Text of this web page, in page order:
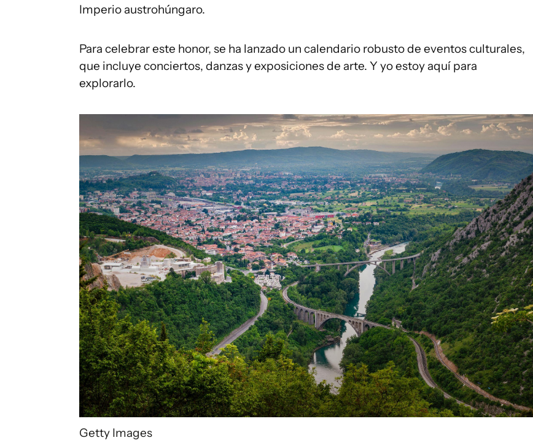
Imperio austrohúngaro.
Para celebrar este honor, se ha lanzado un calendario robusto de eventos culturales,
que incluye conciertos, danzas y exposiciones de arte. Y yo estoy aquí para
explorarlo.
Getty Images